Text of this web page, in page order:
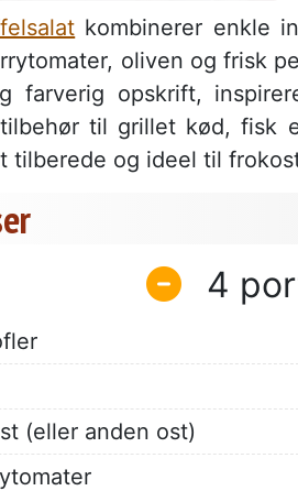
kombinerer enkle
oliven og frisk
farverig opskrift,
til grillet kød, fisk
tilberede og ideel til
4
(eller anden ost)